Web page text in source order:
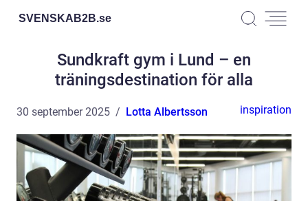
SVENSKAB2B.se
Sundkraft gym i Lund – en
träningsdestination för alla
30 september 2025 Lotta Albertsson inspiration